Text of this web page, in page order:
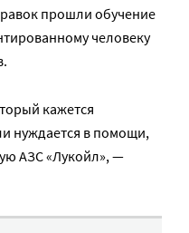
прошли обучение
человеку
кажется
нуждается в помощи,
АЗС «Лукойл», —